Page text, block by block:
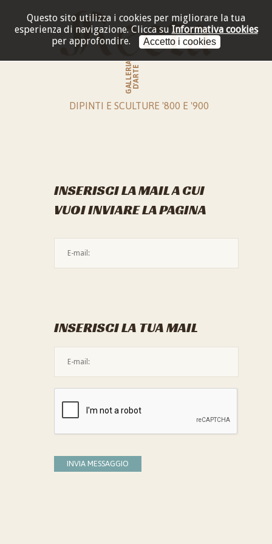
Questo sito utilizza i cookies per migliorare la tua
esperienza di navigazione. Clicca su Informativa cookies
per approfondire.
Accetto i cookies
GALLERIAD'ARTE
DIPINTI E SCULTURE '800 E '900
INSERISCI LA MAIL A CUI
VUOI INVIARE LA PAGINA
INSERISCI LA TUA MAIL
INVIA MESSAGGIO